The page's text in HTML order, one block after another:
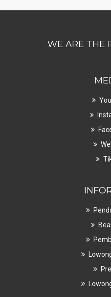
WE ARE THE